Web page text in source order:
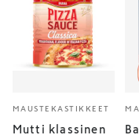
MAUSTEKASTIKKEET
Mutti klassinen